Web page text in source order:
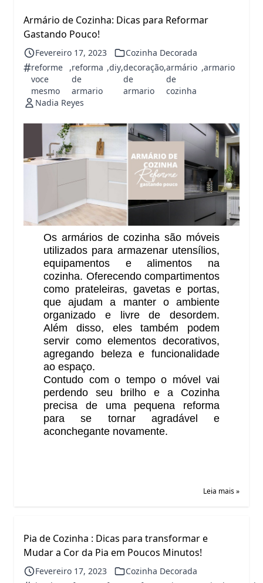
Armário de Cozinha: Dicas para Reformar
Gastando Pouco!
Fevereiro 17, 2023 Cozinha Decorada
#reforme
voce
mesmo
,reforma
de
armario
,diy,decoração
de
armario
,armário
de
cozinha
,armario
Nadia Reyes
Os armários de cozinha são móveis
utilizados para armazenar utensílios,
equipamentos e alimentos na
cozinha. Oferecendo compartimentos
como prateleiras, gavetas e portas,
que ajudam a manter o ambiente
organizado e livre de desordem.
Além disso, eles também podem
servir como elementos decorativos,
agregando beleza e funcionalidade
ao espaço.
Contudo com o tempo o móvel vai
perdendo seu brilho e a Cozinha
precisa de uma pequena reforma
para se tornar agradável e
aconchegante novamente.
Leia mais »
Pia de Cozinha : Dicas para transformar e
Mudar a Cor da Pia em Poucos Minutos!
Fevereiro 17, 2023 Cozinha Decorada